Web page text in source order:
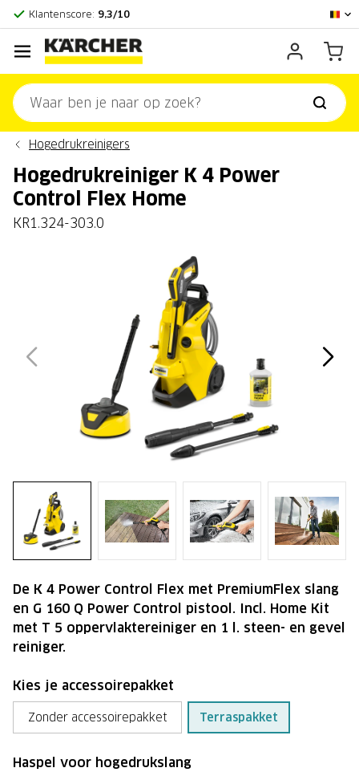
Klantenscore: 9,3/10
Hogedrukreinigers
Hogedrukreiniger K 4 Power
Control Flex Home
KR1.324-303.0
Kies je accessoirepakket
Zonder accessoirepakket Terraspakket
Haspel voor hogedrukslang
De K 4 Power Control Flex met PremiumFlex slang
en G 160 Q Power Control pistool. Incl. Home Kit
met T 5 oppervlaktereiniger en 1 l. steen- en gevel
reiniger.